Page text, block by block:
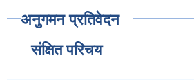
अनुगमन प्रतिवेदन
संक्षित परिचय